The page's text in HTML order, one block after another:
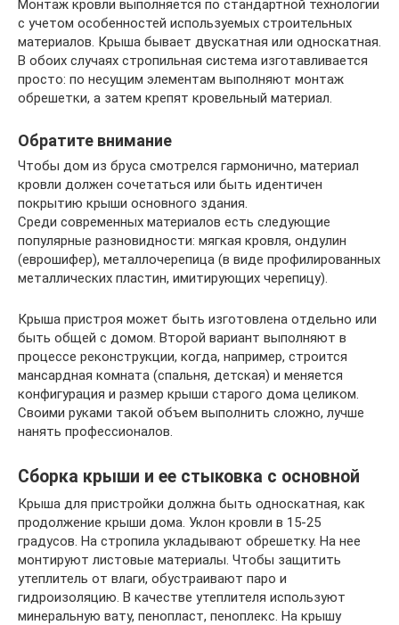
Монтаж кровли выполняется по стандартной технологии
с учетом особенностей используемых строительных
материалов. Крыша бывает двускатная или односкатная.
В обоих случаях стропильная система изготавливается
просто: по несущим элементам выполняют монтаж
обрешетки, а затем крепят кровельный материал.
Обратите внимание
Чтобы дом из бруса смотрелся гармонично, материал
кровли должен сочетаться или быть идентичен
покрытию крыши основного здания.
Среди современных материалов есть следующие
популярные разновидности: мягкая кровля, ондулин
(еврошифер), металлочерепица (в виде профилированных
металлических пластин, имитирующих черепицу).
Крыша пристроя может быть изготовлена отдельно или
быть общей с домом. Второй вариант выполняют в
процессе реконструкции, когда, например, строится
мансардная комната (спальня, детская) и меняется
конфигурация и размер крыши старого дома целиком.
Своими руками такой объем выполнить сложно, лучше
нанять профессионалов.
Сборка крыши и ее стыковка с основной
Крыша для пристройки должна быть односкатная, как
продолжение крыши дома. Уклон кровли в 15-25
градусов. На стропила укладывают обрешетку. На нее
монтируют листовые материалы. Чтобы защитить
утеплитель от влаги, обустраивают паро и
гидроизоляцию. В качестве утеплителя используют
минеральную вату, пенопласт, пеноплекс. На крышу